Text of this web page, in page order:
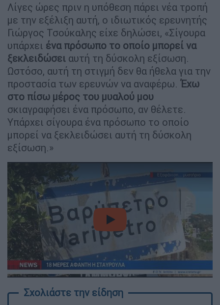
Λίγες ώρες πριν η υπόθεση πάρει νέα τροπή
με την εξέλιξη αυτή, ο ιδιωτικός ερευνητής
Γιώργος Τσούκαλης είχε δηλώσει, «Σίγουρα
υπάρχει ένα πρόσωπο το οποίο μπορεί να
ξεκλειδώσει αυτή τη δύσκολη εξίσωση.
Ωστόσο, αυτή τη στιγμή δεν θα ήθελα για την
προστασία των ερευνών να αναφέρω. Έχω
στο πίσω μέρος του μυαλού μου
σκιαγραφήσει ένα πρόσωπο, αν θέλετε.
Υπάρχει σίγουρα ένα πρόσωπο το οποίο
μπορεί να ξεκλειδώσει αυτή τη δύσκολη
εξίσωση.»
video